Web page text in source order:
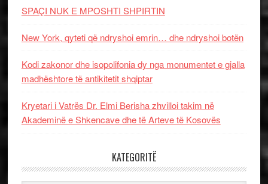
SPAÇI NUK E MPOSHTI SHPIRTIN
New York, qyteti që ndryshoi emrin… dhe ndryshoi botën
Kodi zakonor dhe isopolifonia dy nga monumentet e gjalla
madhështore të antikitetit shqiptar
Kryetari i Vatrës Dr. Elmi Berisha zhvilloi takim në
Akademinë e Shkencave dhe të Arteve të Kosovës
KATEGORITË